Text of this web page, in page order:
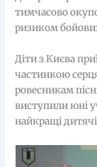
тимчасово
ризиком
Діти з Києва
частинкою
ровесникам
виступили юні
найкращі